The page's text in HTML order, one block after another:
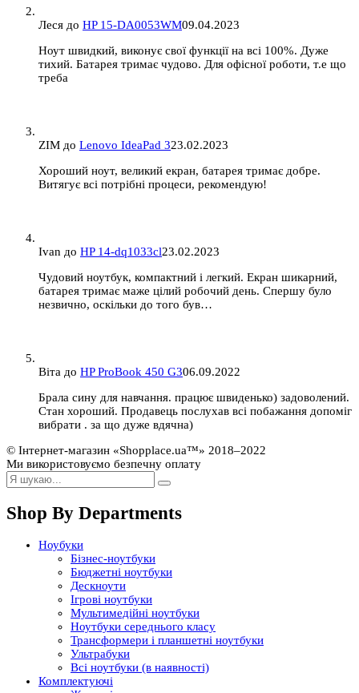
Леся до HP 15-DA0053WM09.04.2023
Ноут швидкий, виконує свої функції на всі 100%. Дуже
тихий. Батарея тримає чудово. Для офісної роботи, т.е що
треба
ZIM до Lenovo IdeaPad 323.02.2023
Хороший ноут, великий екран, батарея тримає добре.
Витягує всі потрібні процеси, рекомендую!
Ivan до HP 14-dq1033cl23.02.2023
Чудовий ноутбук, компактний і легкий. Екран шикарний,
батарея тримає маже цілий робочий день. Спершу було
незвично, оскільки до того був…
Віта до HP ProBook 450 G306.09.2022
Брала сину для навчання. працює швиденько) задоволений.
Стан хороший. Продавець послухав всі побажання допоміг
вибрати . за що дуже вдячна)
© Інтернет-магазин «Shopplace.ua™» 2018–2022
Ми використовуємо безпечну оплату
Shop By Departments
Ноубуки
Бізнес-ноутбуки
Бюджетні ноутбуки
Дескноути
Ігрові ноутбуки
Мультимедійні ноутбуки
Ноутбуки середнього класу
Трансформери і планшетні ноутбуки
Ультрабуки
Всі ноутбуки (в наявності)
Комплектуючі